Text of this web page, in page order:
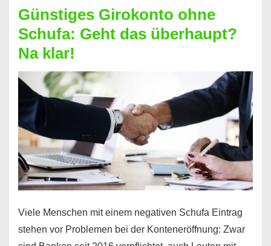
dabei
profitieren
–
So
funktioniert’s
Günstiges Girokonto ohne
Schufa: Geht das überhaupt?
Na klar!
Viele Menschen mit einem negativen Schufa Eintrag
stehen vor Problemen bei der Konteneröffnung: Zwar